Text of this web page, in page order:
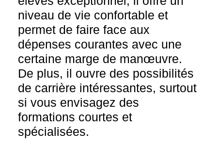
niveau de vie confortable et
permet de faire face aux
dépenses courantes avec une
certaine marge de manœuvre.
De plus, il ouvre des possibilités
de carrière intéressantes, surtout
si vous envisagez des
formations courtes et
spécialisées.